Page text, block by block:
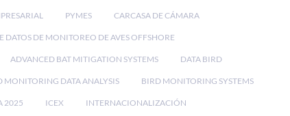
PYMES CARCASA DE CÁMARA
DATOS DE MONITOREO DE AVES OFFSHORE
ADVANCED BAT MITIGATION SYSTEMS DATA BIRD
MONITORING DATA ANALYSIS BIRD MONITORING SYSTEMS
2025 ICEX INTERNACIONALIZACIÓN